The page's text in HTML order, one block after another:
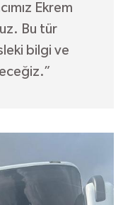
Ekrem
Bu tür
bilgi ve